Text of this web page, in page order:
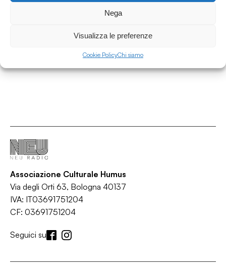
Nega
Visualizza le preferenze
Cookie PolicyChi siamo
- La diretta d’estate 2026 - 7 luglio 2026
Downbeat /Electronic /
Associazione Culturale Humus
Via degli Orti 63, Bologna 40137
IVA: IT03691751204
CF: 03691751204
Seguici su